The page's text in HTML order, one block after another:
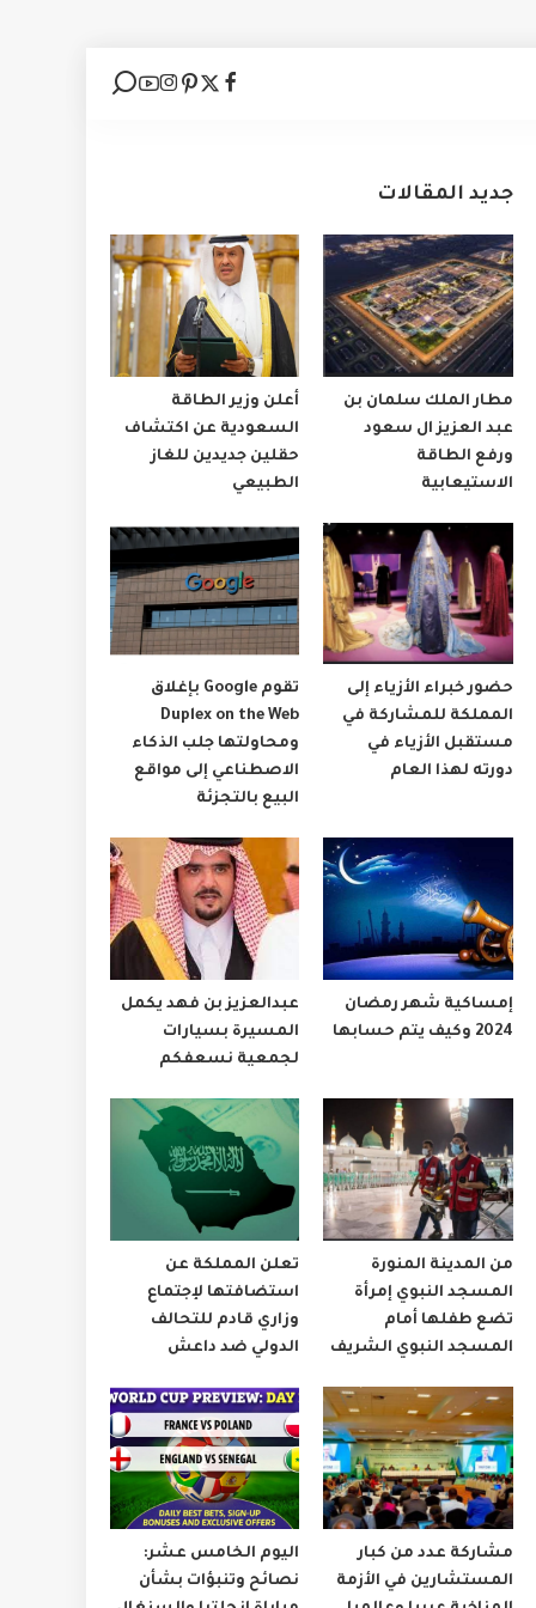
جديد المقالات
مطار الملك سلمان بن
عبد العزيز ال سعود
ورفع الطاقة
الاستيعابية
أعلن وزير الطاقة
السعودية عن اكتشاف
حقلين جديدين للغاز
الطبيعي
حضور خبراء الأزياء إلى
المملكة للمشاركة في
مستقبل الأزياء في
دورته لهذا العام
تقوم Google بإغلاق
Duplex on the Web
ومحاولتها جلب الذكاء
الاصطناعي إلى مواقع
البيع بالتجزئة
إمساكية شهر رمضان
2024 وكيف يتم حسابها
عبدالعزيز بن فهد يكمل
المسيرة بسيارات
لجمعية نسعفكم
من المدينة المنورة
المسجد النبوي إمرأة
تضع طفلها أمام
المسجد النبوي الشريف
تعلن المملكة عن
استضافتها لإجتماع
وزاري قادم للتحالف
الدولي ضد داعش
مشاركة عدد من كبار
المستشارين في الأزمة
اليوم الخامس عشر:
نصائح وتنبؤات بشأن